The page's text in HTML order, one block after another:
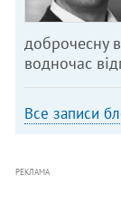
доброчесну
водночас
Все записи
РЕКЛАМА